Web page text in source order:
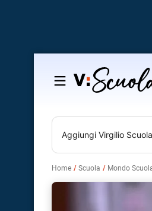
Salta
contenuto
Aggiungi Virgilio Scuola
Home Scuola Mondo